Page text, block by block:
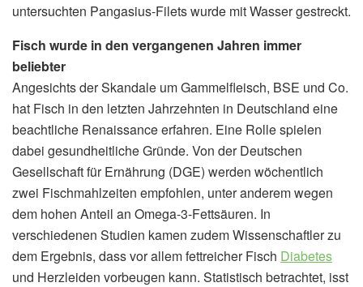
untersuchten Pangasius-Filets wurde mit Wasser gestreckt.
Fisch wurde in den vergangenen Jahren immer
beliebter
Angesichts der Skandale um Gammelfleisch, BSE und Co.
hat Fisch in den letzten Jahrzehnten in Deutschland eine
beachtliche Renaissance erfahren. Eine Rolle spielen
dabei gesundheitliche Gründe. Von der Deutschen
Gesellschaft für Ernährung (DGE) werden wöchentlich
zwei Fischmahlzeiten empfohlen, unter anderem wegen
dem hohen Anteil an Omega-3-Fettsäuren. In
verschiedenen Studien kamen zudem Wissenschaftler zu
dem Ergebnis, dass vor allem fettreicher Fisch Diabetes
und Herzleiden vorbeugen kann. Statistisch betrachtet, isst